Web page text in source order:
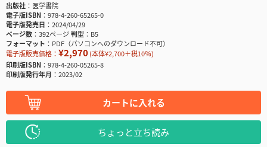
出版社
医学書院
電子版ISBN
978-4-260-65265-0
電子版発売日
2024/04/29
ページ数
392ページ判型
B5
フォーマット
PDF（パソコンへのダウンロード不可）
電子版販売価格： ¥2,970(本体¥2,700＋税10％)
印刷版ISBN
978-4-260-05265-8
印刷版発行年月
2023/02
カートに入れる
ちょっと立ち読み